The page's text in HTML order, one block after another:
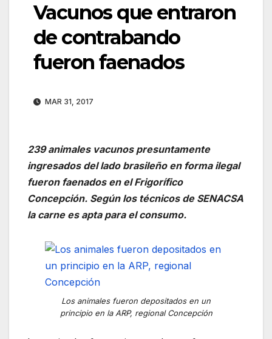
Vacunos que entraron
de contrabando
fueron faenados
MAR 31, 2017
239 animales vacunos presuntamente
ingresados del lado brasileño en forma ilegal
fueron faenados en el Frigorífico
Concepción. Según los técnicos de SENACSA
la carne es apta para el consumo.
Los animales fueron depositados en un
principio en la ARP, regional Concepción